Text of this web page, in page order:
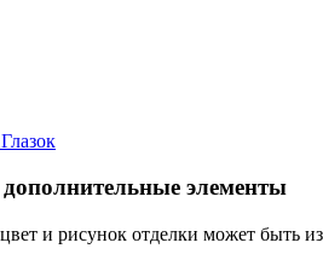
Глазок
элементы
и рисунок отделки может быть